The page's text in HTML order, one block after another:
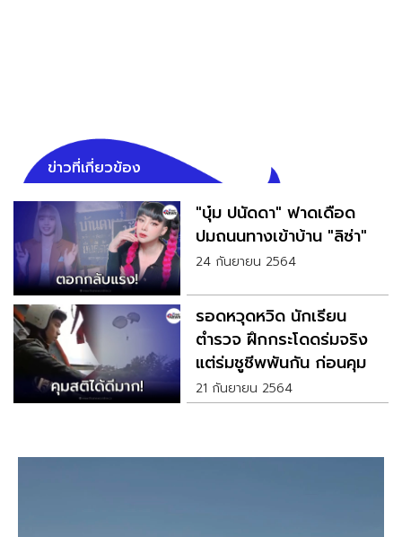
ข่าวที่เกี่ยวข้อง
"บุ๋ม ปนัดดา" ฟาดเดือด
ปมถนนทางเข้าบ้าน "ลิซ่า"
24 กันยายน 2564
รอดหวุดหวิด นักเรียน
ตำรวจ ฝึกกระโดดร่มจริง
แต่ร่มชูชีพพันกัน ก่อนคุม
สติได้
21 กันยายน 2564